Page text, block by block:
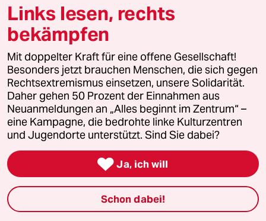
7% sind spürbar bei Leuten, die
jeden Cent umdrehen müssen!
W warum_denkt_keiner_nach?
03.01.2022,17:54 Uhr
@Jonas Goldstein:
Statt mit Steuern rumzuspielen, muss
man das Geld gezielt dorthin geben,
wo es gebraucht wird. Also
Regelsätze und Mindestlohn hoch.
Jonas Goldstein
03.01.2022,19:54 Uhr
Links lesen, rechts
bekämpfen
Mit doppelter Kraft für eine offene Gesellschaft!
Besonders jetzt brauchen Menschen, die sich gegen
Rechtsextremismus einsetzen, unsere Solidarität.
Daher gehen 50 Prozent der Einnahmen aus
Neuanmeldungen an „Alles beginnt im Zentrum“ –
eine Kampagne, die bedrohte linke Kulturzentren
und Jugendorte unterstützt. Sind Sie dabei?
 Ja, ich will
Schon dabei!